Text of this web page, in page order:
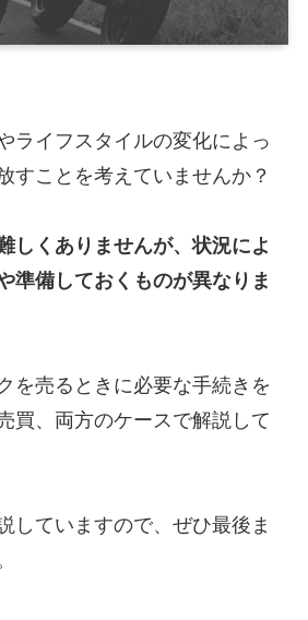
ライフスタイルの変化によっ
すことを考えていませんか？
しくありませんが、状況によ
準備しておくものが異なりま
を売るときに必要な手続きを
買、両方のケースで解説して
していますので、ぜひ最後ま